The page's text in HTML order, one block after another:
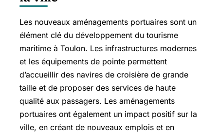
Les nouveaux aménagements portuaires sont un
élément clé du développement du tourisme
maritime à Toulon. Les infrastructures modernes
et les équipements de pointe permettent
d’accueillir des navires de croisière de grande
taille et de proposer des services de haute
qualité aux passagers. Les aménagements
portuaires ont également un impact positif sur la
ville, en créant de nouveaux emplois et en